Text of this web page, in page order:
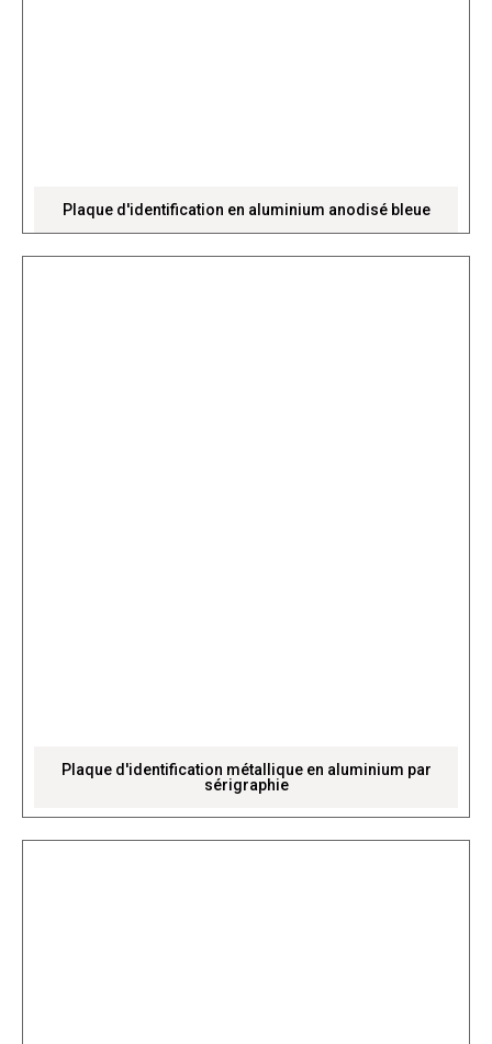
Plaque d'identification en aluminium anodisé bleue
Plaque d'identification métallique en aluminium par
sérigraphie